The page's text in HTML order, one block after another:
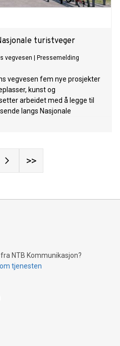
turistveger
vegvesen Pressemelding
vegvesen fem nye prosjekter
kunst og
arbeidet med å legge til
langs Nasjonale
>>
NTB Kommunikasjon?
tjenesten